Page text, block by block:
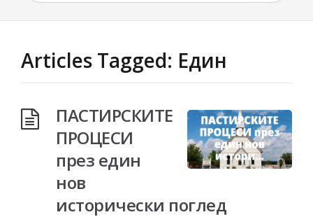
Articles Tagged: Един
ПАСТИРСКИТЕ
ПРОЦЕСИ
през един
нов
исторически поглед